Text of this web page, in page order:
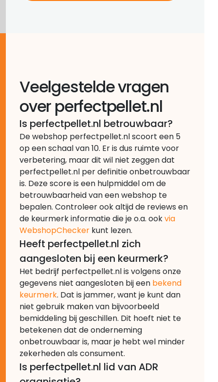
Veelgestelde vragen
over perfectpellet.nl
Is perfectpellet.nl betrouwbaar?
De webshop perfectpellet.nl scoort een 5
op een schaal van 10. Er is dus ruimte voor
verbetering, maar dit wil niet zeggen dat
perfectpellet.nl per definitie onbetrouwbaar
is. Deze score is een hulpmiddel om de
betrouwbaarheid van een webshop te
bepalen. Controleer ook altijd de reviews en
de keurmerk informatie die je o.a. ookvia
WebshopChecker kunt lezen.
Heeft perfectpellet.nl zich
aangesloten bij een keurmerk?
Het bedrijf perfectpellet.nl is volgens onze
gegevens niet aangesloten bij een bekend
keurmerk. Dat is jammer, want je kunt dan
niet gebruik maken van bijvoorbeeld
bemiddeling bij geschillen. Dit hoeft niet te
betekenen dat de onderneming
onbetrouwbaar is, maar je hebt wel minder
zekerheden als consument.
Is perfectpellet.nl lid van ADR